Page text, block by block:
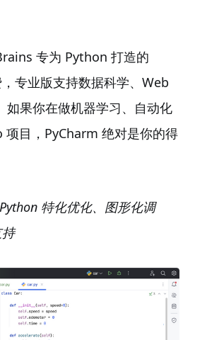
专为 Python 打造的
专业版支持数据科学、Web
如果你在做机器学习、自动化
项目，PyCharm 绝对是你的得
特化优化、图形化调
持